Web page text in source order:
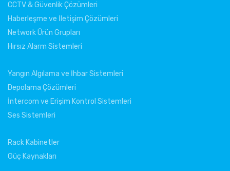
CCTV & Güvenlik Çözümleri
Haberleşme ve İletişim Çözümleri
Network Ürün Grupları
Hırsız Alarm Sistemleri
Yangın Algılama ve İhbar Sistemleri
Depolama Çözümleri
İntercom ve Erişim Kontrol Sistemleri
Ses Sistemleri
Rack Kabinetler
Güç Kaynakları